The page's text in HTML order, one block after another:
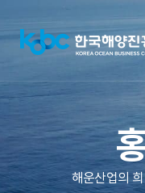
해운산업의